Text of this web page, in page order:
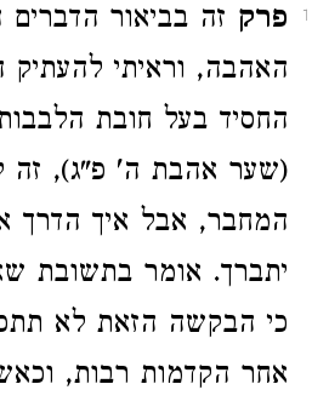
1 פרק זה בביאור
האהבה, וראיתי
החסיד בעל חובת
(שער אהבת ה' פ"ג), זה
המחבר, אבל איך הדרך
יתברך. אומר בתשובת
כי הבקשה הזאת לא
אחר הקדמות רבות,